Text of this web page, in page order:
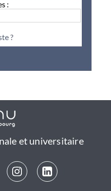
:
?
et universitaire